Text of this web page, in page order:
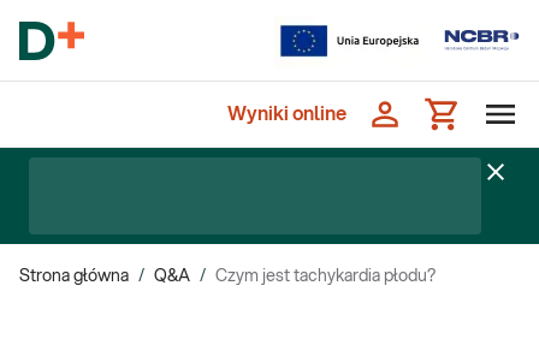
Wyniki online
Strona główna / Q&A / Czym jest tachykardia płodu?